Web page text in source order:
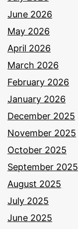
June 2026
May 2026
April 2026
March 2026
February 2026
January 2026
December 2025
November 2025
October 2025
September 2025
August 2025
July 2025
June 2025